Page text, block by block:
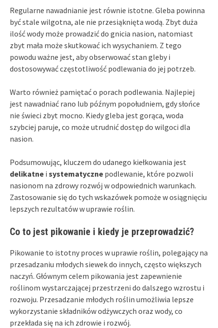
Regularne nawadnianie jest równie istotne. Gleba powinna
być stale wilgotna, ale nie przesiąknięta wodą. Zbyt duża
ilość wody może prowadzić do gnicia nasion, natomiast
zbyt mała może skutkować ich wysychaniem. Z tego
powodu ważne jest, aby obserwować stan gleby i
dostosowywać częstotliwość podlewania do jej potrzeb.
Warto również pamiętać o porach podlewania. Najlepiej
jest nawadniać rano lub późnym popołudniem, gdy słońce
nie świeci zbyt mocno. Kiedy gleba jest gorąca, woda
szybciej paruje, co może utrudnić dostęp do wilgoci dla
nasion.
Podsumowując, kluczem do udanego kiełkowania jest
delikatne i systematyczne podlewanie, które pozwoli
nasionom na zdrowy rozwój w odpowiednich warunkach.
Zastosowanie się do tych wskazówek pomoże w osiągnięciu
lepszych rezultatów w uprawie roślin.
Co to jest pikowanie i kiedy je przeprowadzić?
Pikowanie to istotny proces w uprawie roślin, polegający na
przesadzaniu młodych siewek do innych, często większych
naczyń. Głównym celem pikowania jest zapewnienie
roślinom wystarczającej przestrzeni do dalszego wzrostu i
rozwoju. Przesadzanie młodych roślin umożliwia lepsze
wykorzystanie składników odżywczych oraz wody, co
przekłada się na ich zdrowie i rozwój.